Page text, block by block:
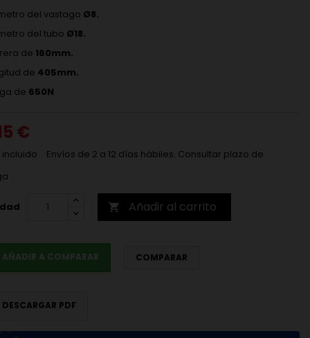
del vastago Ø8.
del tubo Ø18.
de 160mm.
de 405mm.
de 650N
€
incluido
Envíos de 2 a 12 días hábiles. Consultar plazo de
 Añadir al carrito
AÑADIR A COMPARAR COMPARAR
DESCARGAR PDF